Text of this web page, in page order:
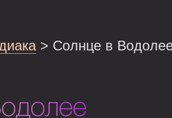
> Солнце в